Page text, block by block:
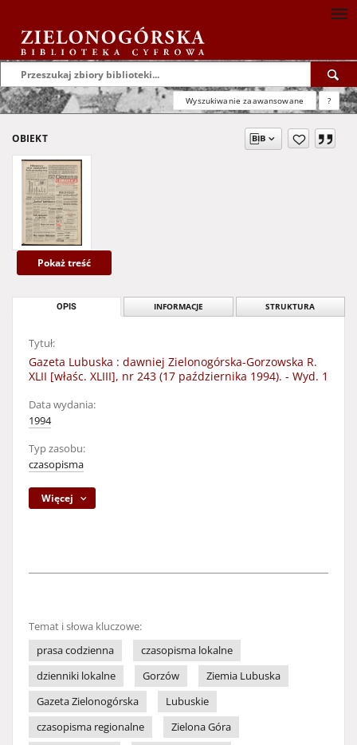
Wyszukiwanie zaawansowane ?
OBIEKT
Pokaż treść
OPIS INFORMACJE STRUKTURA
Tytuł:
Gazeta Lubuska : dawniej Zielonogórska-Gorzowska R.
XLII [właśc. XLIII], nr 243 (17 października 1994). - Wyd. 1
Data wydania:
1994
Typ zasobu:
czasopisma
Więcej
Temat i słowa kluczowe:
prasa codzienna
czasopisma lokalne
dzienniki lokalne
Gorzów
Ziemia Lubuska
Gazeta Zielonogórska
Lubuskie
czasopisma regionalne
Zielona Góra